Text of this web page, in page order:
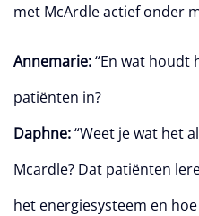
met McArdle actief onder
Annemarie:“En wat houdt
patiënten in?
Daphne:“Weet je wat het
Mcardle? Dat patiënten
het energiesysteem en